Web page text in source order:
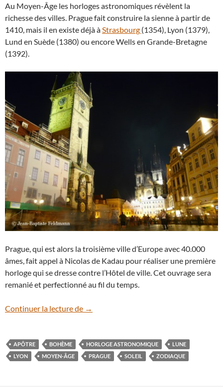
Au Moyen-Âge les horloges astronomiques révèlent la
richesse des villes. Prague fait construire la sienne à partir de
1410, mais il en existe déjà àStrasbourg (1354), Lyon (1379),
Lund en Suède (1380) ou encore Wells en Grande-Bretagne
(1392).
Prague, qui est alors la troisième ville d’Europe avec 40.000
âmes, fait appel à Nicolas de Kadau pour réaliser une première
horloge qui se dresse contre l’Hôtel de ville. Cet ouvrage sera
remanié et perfectionné au fil du temps.
Continuer la lecture de L’horloge astronomique de Prague
→
APÔTRE BOHÈME HORLOGE ASTRONOMIQUE
LUNE
LYON
MOYEN-ÂGE PRAGUE SOLEIL ZODIAQUE